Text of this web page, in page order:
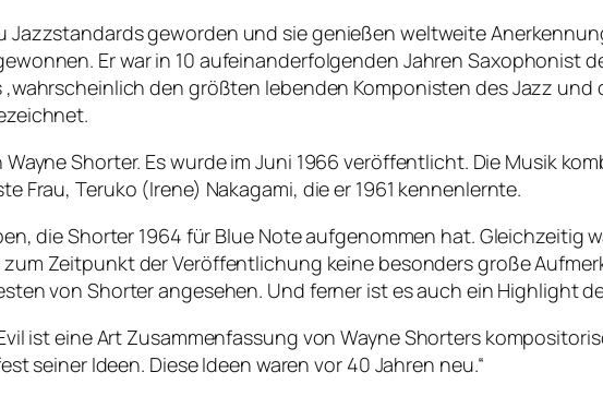
Jazzstandards geworden und sie genießen weltweite
Er war in 10 aufeinanderfolgenden Jahren Saxophonist
den größten lebenden Komponisten des Jazz und
Wayne Shorter. Es wurde im Juni 1966 veröffentlicht. Die Musik
Frau, Teruko (Irene) Nakagami, die er 1961 kennenlernte.
die Shorter 1964 für Blue Note aufgenommen hat. Gleichzeitig
Zeitpunkt der Veröffentlichung keine besonders große
von Shorter angesehen. Und ferner ist es auch ein Highlight
ist eine Art Zusammenfassung von Wayne Shorters
seiner Ideen. Diese Ideen waren vor 40 Jahren neu.“